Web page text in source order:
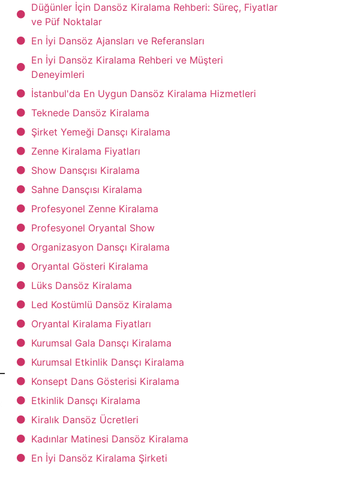
Düğünler İçin Dansöz Kiralama Rehberi: Süreç, Fiyatlar
ve Püf Noktalar
En İyi Dansöz Ajansları ve Referansları
En İyi Dansöz Kiralama Rehberi ve Müşteri
Deneyimleri
İstanbul'da En Uygun Dansöz Kiralama Hizmetleri
Teknede Dansöz Kiralama
Şirket Yemeği Dansçı Kiralama
Zenne Kiralama Fiyatları
Show Dansçısı Kiralama
Sahne Dansçısı Kiralama
Profesyonel Zenne Kiralama
Profesyonel Oryantal Show
Organizasyon Dansçı Kiralama
Oryantal Gösteri Kiralama
Lüks Dansöz Kiralama
Led Kostümlü Dansöz Kiralama
Oryantal Kiralama Fiyatları
Kurumsal Gala Dansçı Kiralama
Kurumsal Etkinlik Dansçı Kiralama
Konsept Dans Gösterisi Kiralama
Etkinlik Dansçı Kiralama
Kiralık Dansöz Ücretleri
Kadınlar Matinesi Dansöz Kiralama
En İyi Dansöz Kiralama Şirketi